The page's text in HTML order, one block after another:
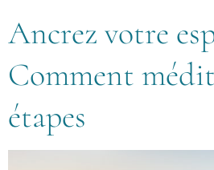
Ancrez votre
Comment
étapes